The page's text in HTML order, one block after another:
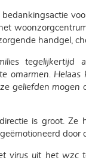
handgel,
tegelijkertijd
omarmen.
geliefden
is groot.
door
virus uit het wzc